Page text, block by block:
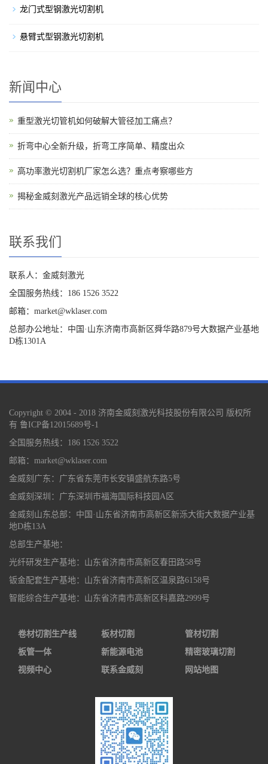
龙门式型钢激光切割机
悬臂式型钢激光切割机
新闻中心
重型激光切管机如何破解大管径加工痛点？
折弯中心全新升级，折弯工序简单、精度出众
高功率激光切割机厂家怎么选？重点考察哪些方
揭秘金威刻激光产品远销全球的核心优势
联系我们
联系人：金威刻激光
全国服务热线：186 1526 3522
邮箱：market@wklaser.com
总部办公地址：中国·山东济南市高新区舜华路879号大数据产业基地
D栋1301A
Copyright © 2004 - 2018 济南金威刻激光科技股份有限公司 版权所
有 鲁ICP备12015689号-1
全国服务热线：186 1526 3522
邮箱：market@wklaser.com
金威刻广东：广东省东莞市长安镇盛航东路5号
金威刻深圳：广东深圳市福海国际科技园A区
金威刻山东总部：中国·山东省济南市高新区新泺大街大数据产业基
地D栋13A
总部生产基地：
光纤研发生产基地：山东省济南市高新区春田路58号
钣金配套生产基地：山东省济南市高新区温泉路6158号
智能综合生产基地：山东省济南市高新区科嘉路2999号
卷材切割生产线 板材切割
管材切割
板管一体
新能源电池
精密玻璃切割
视频中心
联系金威刻 网站地图